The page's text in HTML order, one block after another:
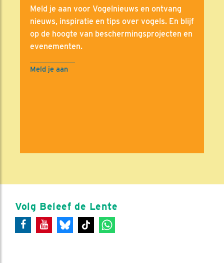
Meld je aan voor Vogelnieuws en ontvang
nieuws, inspiratie en tips over vogels. En blijf
op de hoogte van beschermingsprojecten en
evenementen.
Meld je aan
Volg Beleef de Lente